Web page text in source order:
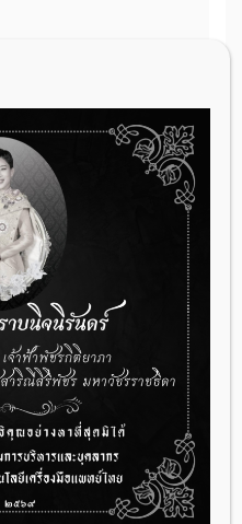
ารขึ้นทะเบียนเครื่องมือแพทย์
วามคิดเห็นหลักการยกร่าง
งทางกฎหมาย
บการยกเว้นไม่ต้องขออนุญาต